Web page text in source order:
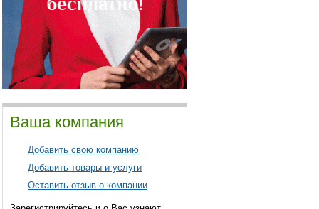
Ваша компания
Добавить свою компанию
Добавить товары и услуги
Оставить отзыв о компании